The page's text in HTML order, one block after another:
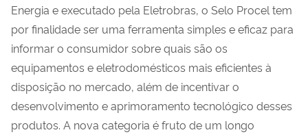
Energia e executado pela Eletrobras, o Selo Procel tem
por finalidade ser uma ferramenta simples e eficaz para
informar o consumidor sobre quais são os
equipamentos e eletrodomésticos mais eficientes à
disposição no mercado, além de incentivar o
desenvolvimento e aprimoramento tecnológico desses
produtos. A nova categoria é fruto de um longo